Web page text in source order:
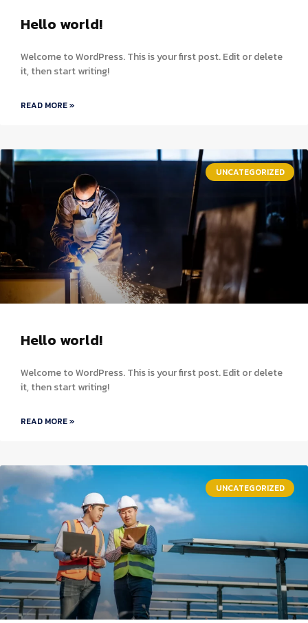
Hello world!
Welcome to WordPress. This is your first post. Edit or delete
it, then start writing!
READ MORE »
UNCATEGORIZED
Hello world!
Welcome to WordPress. This is your first post. Edit or delete
it, then start writing!
READ MORE »
UNCATEGORIZED